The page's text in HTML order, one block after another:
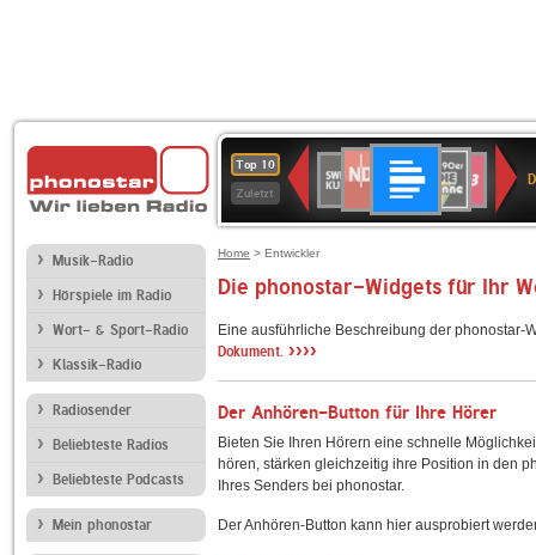
Top 10
Zuletzt
Deutschlandfunk
80er
90er
OLDIE
ANTENNE
SWR3
SWR
Kultur
2
Musik-Radio
Hörspiele im Radio
Wort- & Sport-Radio
Klassik-Radio
Radiosender
Beliebteste Radios
Beliebteste Podcasts
Mein phonostar
Home > Entwickler
Die phonostar-Widgets für Ihr
Eine ausführliche Beschreibung der
Dokument. ››››
Der Anhören-Button für Ihre Hörer
Bieten Sie Ihren Hörern eine schnelle
hören, stärken gleichzeitig ihre Position in den
Ihres Senders bei phonostar.
Der Anhören-Button kann hier ausprobiert